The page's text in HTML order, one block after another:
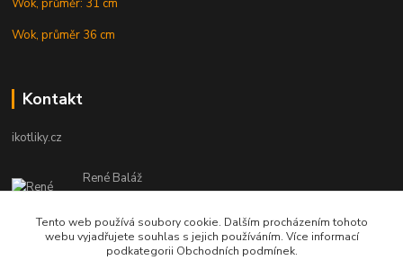
Wok, průměr: 31 cm
Wok, průměr 36 cm
Kontakt
ikotliky.cz
René Baláž
Eshop: +421 902 212 007
od 8:00 - do 16:00 hod
info@ikotliky.cz
Tento web používá soubory cookie. Dalším procházením tohoto
webu vyjadřujete souhlas s jejich používáním. Více informací
podkategorii Obchodních podmínek.